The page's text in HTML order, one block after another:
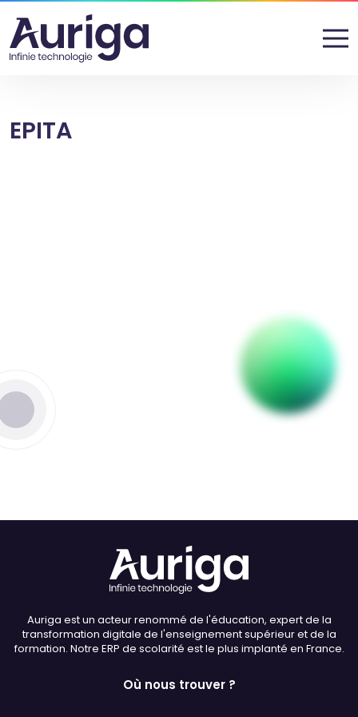
EPITA
Auriga est un acteur renommé de l'éducation, expert de la
transformation digitale de l'enseignement supérieur et de la
formation. Notre ERP de scolarité est le plus implanté en France.
Où nous trouver ?
Police (dyslexie)
Défaut Adapter
Taille du texte
Défaut Augmenter